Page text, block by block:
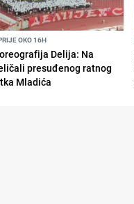
OKO 16H
Delija: Na
presuđenog ratnog
Mladića